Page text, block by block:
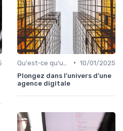
• 10/01/2025
Plongez dans l'univers d'une
agence digitale